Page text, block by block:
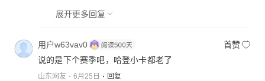
展开更多回复
用户w63vav0
首赞
说的是下个赛季吧，哈登小卡都老了
山东网友 6月25日 回复